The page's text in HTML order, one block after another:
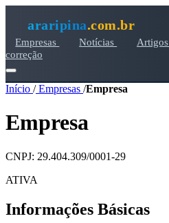
araripina.com.br
Empresas Notícias Artigos
correção
Início /Empresas /Empresa
Empresa
CNPJ: 29.404.309/0001-29
ATIVA
Informações Básicas